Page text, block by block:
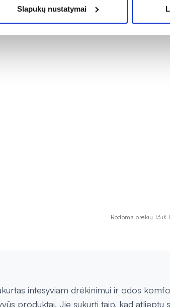
Slapukų nustatymai
Rodoma prekių 13 iš
intesyviam drėkinimui ir odos
produktai. Jie sukurti taip, kad